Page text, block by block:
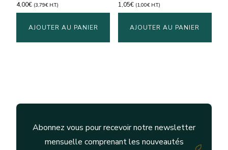
4,00€ (3,79€ H.T.)
AJOUTER AU PANIER
1,05€ (1,00€H.T.)
AJOUTER AU PANIER
Abonnez vous pour recevoir notre newsletter
mensuelle comprenant les nouveautés